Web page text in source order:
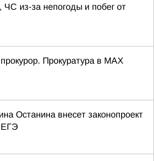
ЧС из-за непогоды и побег от
Прокуратура в МАХ
Останина внесет законопроект
ЕГЭ